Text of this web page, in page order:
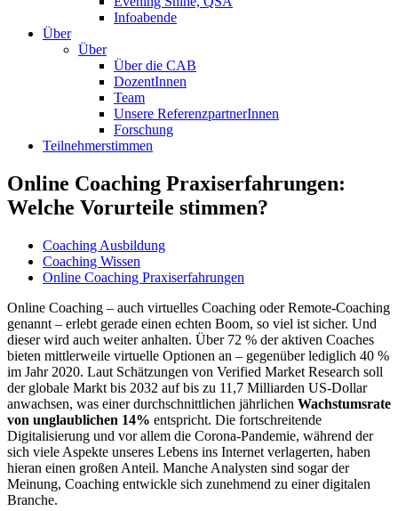
Infoabende
Über
Über
Über die CAB
DozentInnen
Team
Unsere ReferenzpartnerInnen
Forschung
Teilnehmerstimmen
Online Coaching Praxiserfahrungen:
Welche Vorurteile stimmen?
Coaching Ausbildung
Coaching Wissen
Online Coaching Praxiserfahrungen
Online Coaching – auch virtuelles Coaching oder Remote-Coaching
genannt – erlebt gerade einen echten Boom, so viel ist sicher. Und
dieser wird auch weiter anhalten. Über 72 % der aktiven Coaches
bieten mittlerweile virtuelle Optionen an – gegenüber lediglich 40 %
im Jahr 2020. Laut Schätzungen von Verified Market Research soll
der globale Markt bis 2032 auf bis zu 11,7 Milliarden US-Dollar
anwachsen, was einer durchschnittlichen jährlichen Wachstumsrate
von unglaublichen 14% entspricht. Die fortschreitende
Digitalisierung und vor allem die Corona-Pandemie, während der
sich viele Aspekte unseres Lebens ins Internet verlagerten, haben
hieran einen großen Anteil. Manche Analysten sind sogar der
Meinung, Coaching entwickle sich zunehmend zu einer digitalen
Branche.